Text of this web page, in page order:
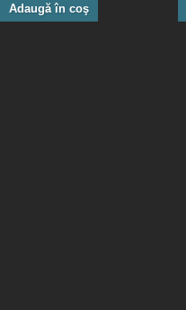
Adaugă în coş